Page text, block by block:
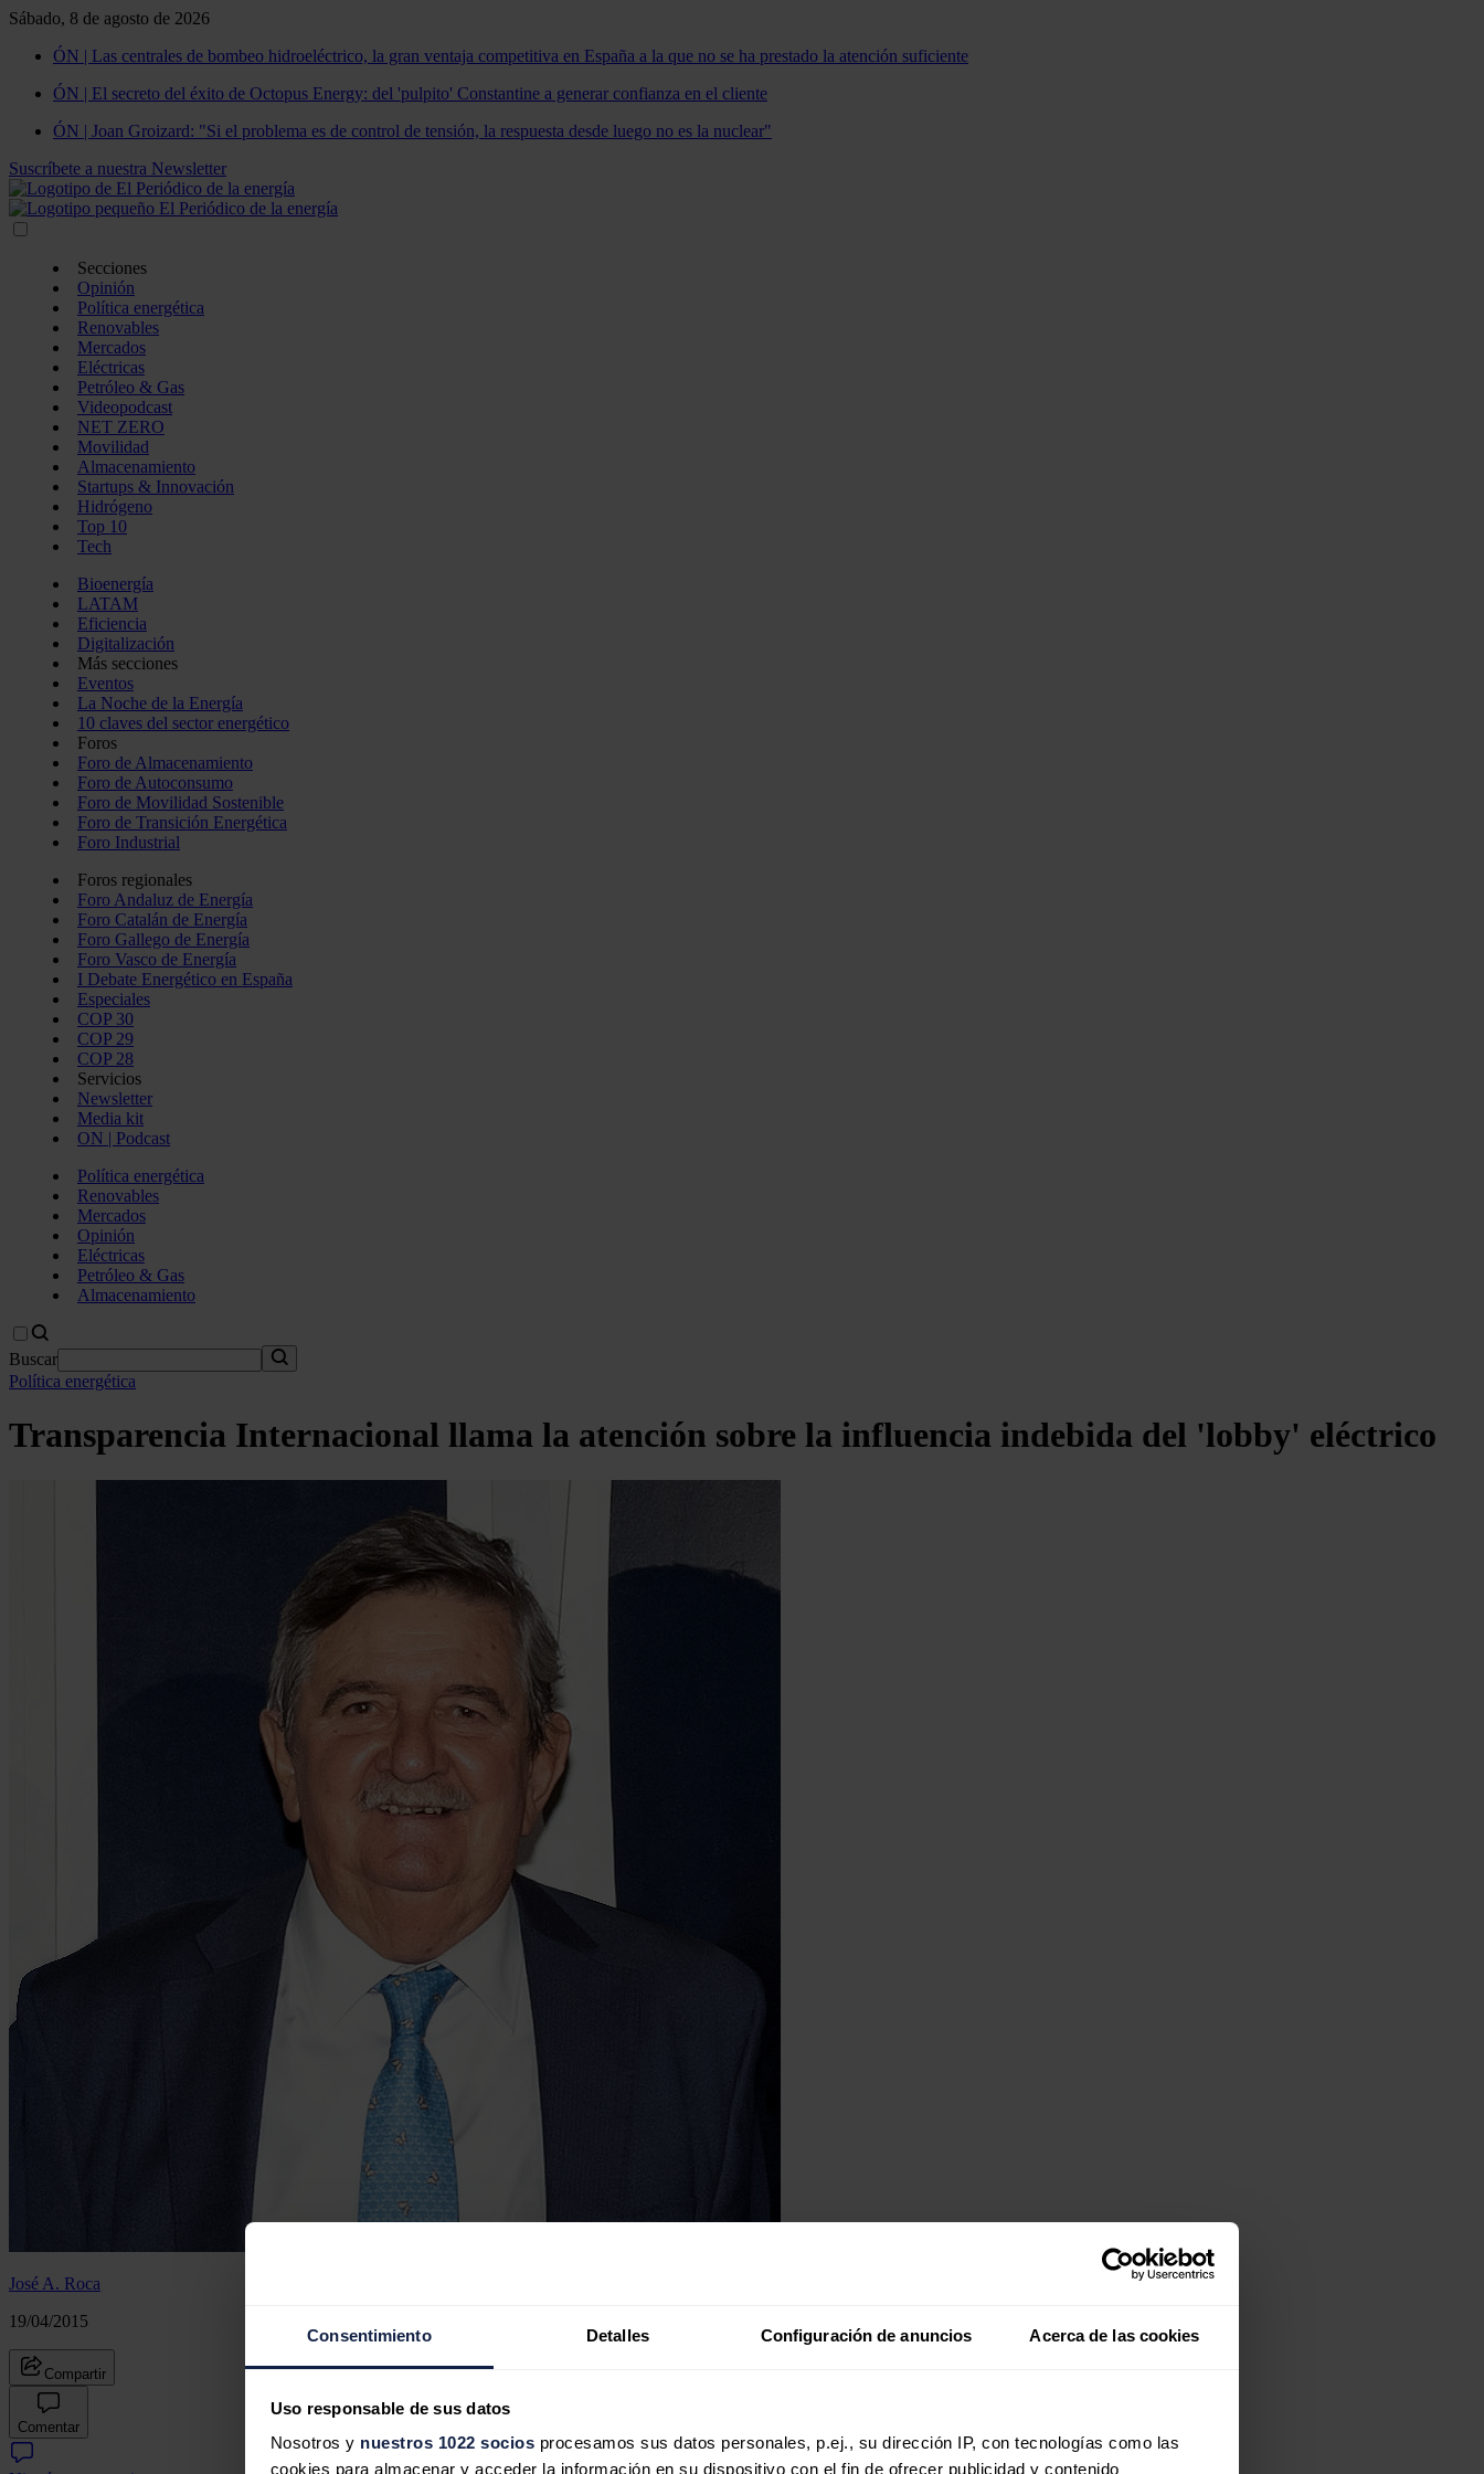
Consentimiento Detalles Configuración de anuncios Acerca de las cookies
Uso responsable de sus datos
Nosotros y nuestros 1022 socios procesamos sus datos personales, p.ej., su dirección IP, con tecnologías como las
cookies para almacenar y acceder la información en su dispositivo con el fin de ofrecer publicidad y contenido
Sábado, 8 de agosto de 2026
ÓN | Las centrales de bombeo hidroeléctrico, la gran ventaja competitiva en España a la que no se ha prestado la atención suficiente
ÓN | El secreto del éxito de Octopus Energy: del 'pulpito' Constantine a generar confianza en el cliente
ÓN | Joan Groizard: "Si el problema es de control de tensión, la respuesta desde luego no es la nuclear"
Suscríbete a nuestra Newsletter
Secciones
Opinión
Política energética
Renovables
Mercados
Eléctricas
Petróleo & Gas
Videopodcast
NET ZERO
Movilidad
Almacenamiento
Startups & Innovación
Hidrógeno
Top 10
Tech
Bioenergía
LATAM
Eficiencia
Digitalización
Más secciones
Eventos
La Noche de la Energía
10 claves del sector energético
Foros
Foro de Almacenamiento
Foro de Autoconsumo
Foro de Movilidad Sostenible
Foro de Transición Energética
Foro Industrial
Foros regionales
Foro Andaluz de Energía
Foro Catalán de Energía
Foro Gallego de Energía
Foro Vasco de Energía
I Debate Energético en España
Especiales
COP 30
COP 29
COP 28
Servicios
Newsletter
Media kit
ON | Podcast
Política energética
Renovables
Mercados
Opinión
Eléctricas
Petróleo & Gas
Almacenamiento
Buscar
Política energética
Transparencia Internacional llama la atención sobre la influencia indebida del 'lobby' eléctrico
José A. Roca
19/04/2015
Compartir
Comentar